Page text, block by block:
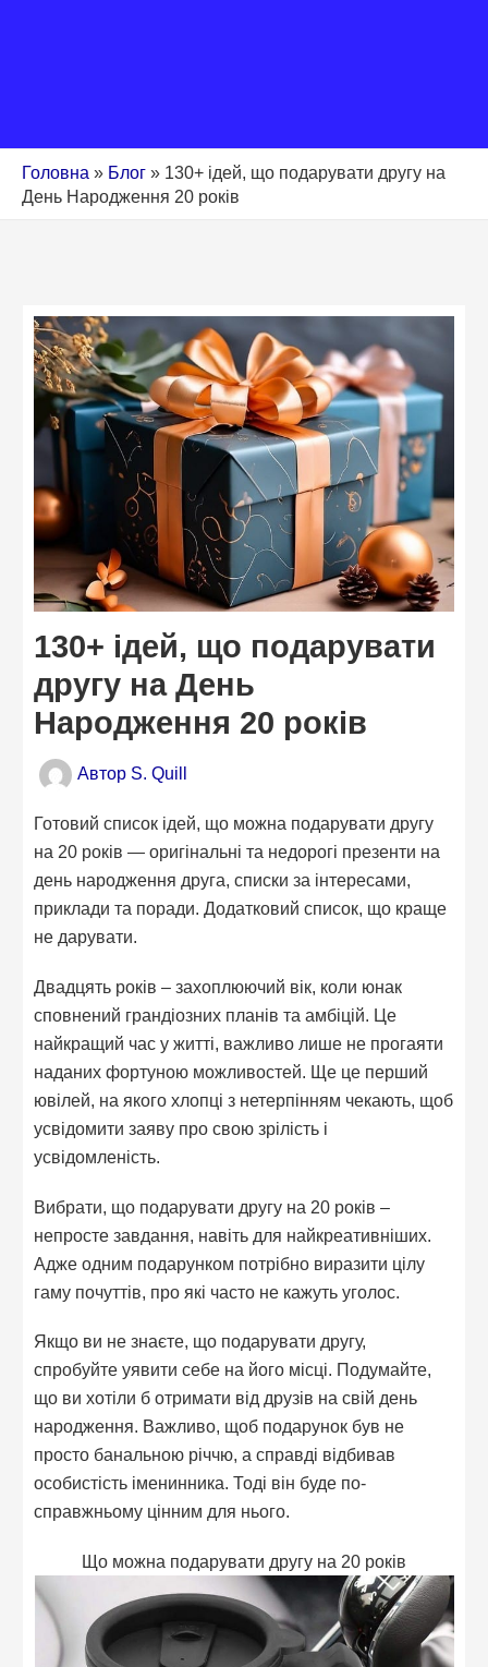
Головна » Блог » 130+ ідей, що подарувати другу на
День Народження 20 років
130+ ідей, що подарувати
другу на День
Народження 20 років
Автор S. Quill
Готовий список ідей, що можна подарувати другу
на 20 років — оригінальні та недорогі презенти на
день народження друга, списки за інтересами,
приклади та поради. Додатковий список, що краще
не дарувати.
Двадцять років – захоплюючий вік, коли юнак
сповнений грандіозних планів та амбіцій. Це
найкращий час у житті, важливо лише не прогаяти
наданих фортуною можливостей. Ще це перший
ювілей, на якого хлопці з нетерпінням чекають, щоб
усвідомити заяву про свою зрілість і
усвідомленість.
Вибрати, що подарувати другу на 20 років –
непросте завдання, навіть для найкреативніших.
Адже одним подарунком потрібно виразити цілу
гаму почуттів, про які часто не кажуть уголос.
Якщо ви не знаєте, що подарувати другу,
спробуйте уявити себе на його місці. Подумайте,
що ви хотіли б отримати від друзів на свій день
народження. Важливо, щоб подарунок був не
просто банальною річчю, а справді відбивав
особистість іменинника. Тоді він буде по-
справжньому цінним для нього.
Що можна подарувати другу на 20 років